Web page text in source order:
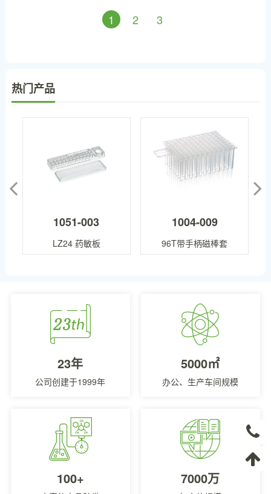
1 2 3
热门产品
1051-003
LZ24 药敏板
1004-009
96T带手柄磁棒套
23年
公司创建于1999年
5000㎡
办公、生产车间规模
100+ 7000万